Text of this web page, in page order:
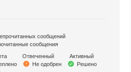
сообщений
сообщения
Отвеченный
Активный
Не одобрен
Решено